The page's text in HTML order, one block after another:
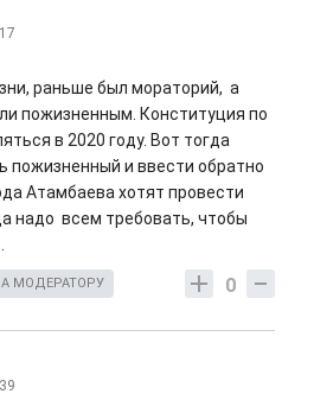
раньше был мораторий, а
пожизненным. Конституция по
в 2020 году. Вот тогда
пожизненный и ввести обратно
Атамбаева хотят провести
надо всем требовать, чтобы
0
МОДЕРАТОРУ